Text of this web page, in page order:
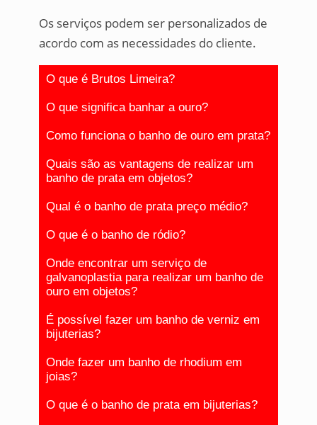
Os serviços podem ser personalizados de
acordo com as necessidades do cliente.
O que é Brutos Limeira?
O que significa banhar a ouro?
Como funciona o banho de ouro em prata?
Quais são as vantagens de realizar um
banho de prata em objetos?
Qual é o banho de prata preço médio?
O que é o banho de ródio?
Onde encontrar um serviço de
galvanoplastia para realizar um banho de
ouro em objetos?
É possível fazer um banho de verniz em
bijuterias?
Onde fazer um banho de rhodium em
joias?
O que é o banho de prata em bijuterias?